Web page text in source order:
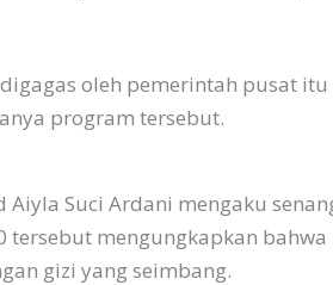
oleh pemerintah pusat
program tersebut.
Aiyla Suci Ardani mengaku
tersebut mengungkapkan
gizi yang seimbang.